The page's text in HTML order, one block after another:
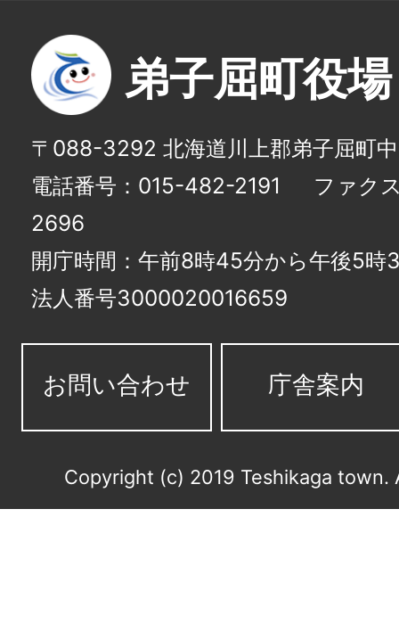
弟子屈町役場
〒088-3292 北海道川上郡弟子屈町
電話番号：015-482-2191
ファク
2696
開庁時間：午前8時45分から午後5時
法人番号3000020016659
お問い合わせ 庁舎案内
Copyright (c) 2019 Teshikaga town.